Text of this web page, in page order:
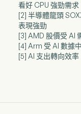
看好 CPU 強勁需求
[2] 半導體龍頭
表現強勁
[3] AMD 股價受 AI
[4] Arm 受 AI 數據
[5] AI 支出轉向效